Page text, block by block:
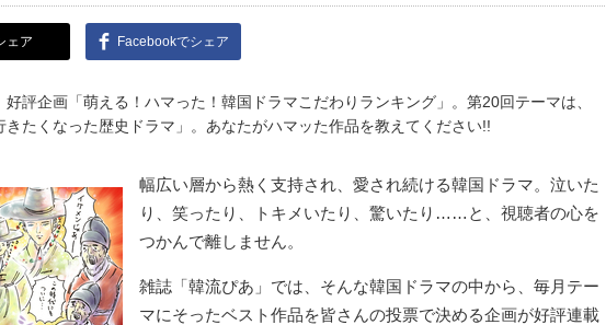
ェア Facebookでシェア
好評企画「萌える！ハマった！韓国ドラマこだわりランキング」。第20回テーマは、
きたくなった歴史ドラマ」。あなたがハマッた作品を教えてください!!
幅広い層から熱く支持され、愛され続ける韓国ドラマ。泣いた
り、笑ったり、トキメいたり、驚いたり……と、視聴者の心を
つかんで離しません。
雑誌「韓流ぴあ」では、そんな韓国ドラマの中から、毎月テー
マにそったベスト作品を皆さんの投票で決める企画が好評連載